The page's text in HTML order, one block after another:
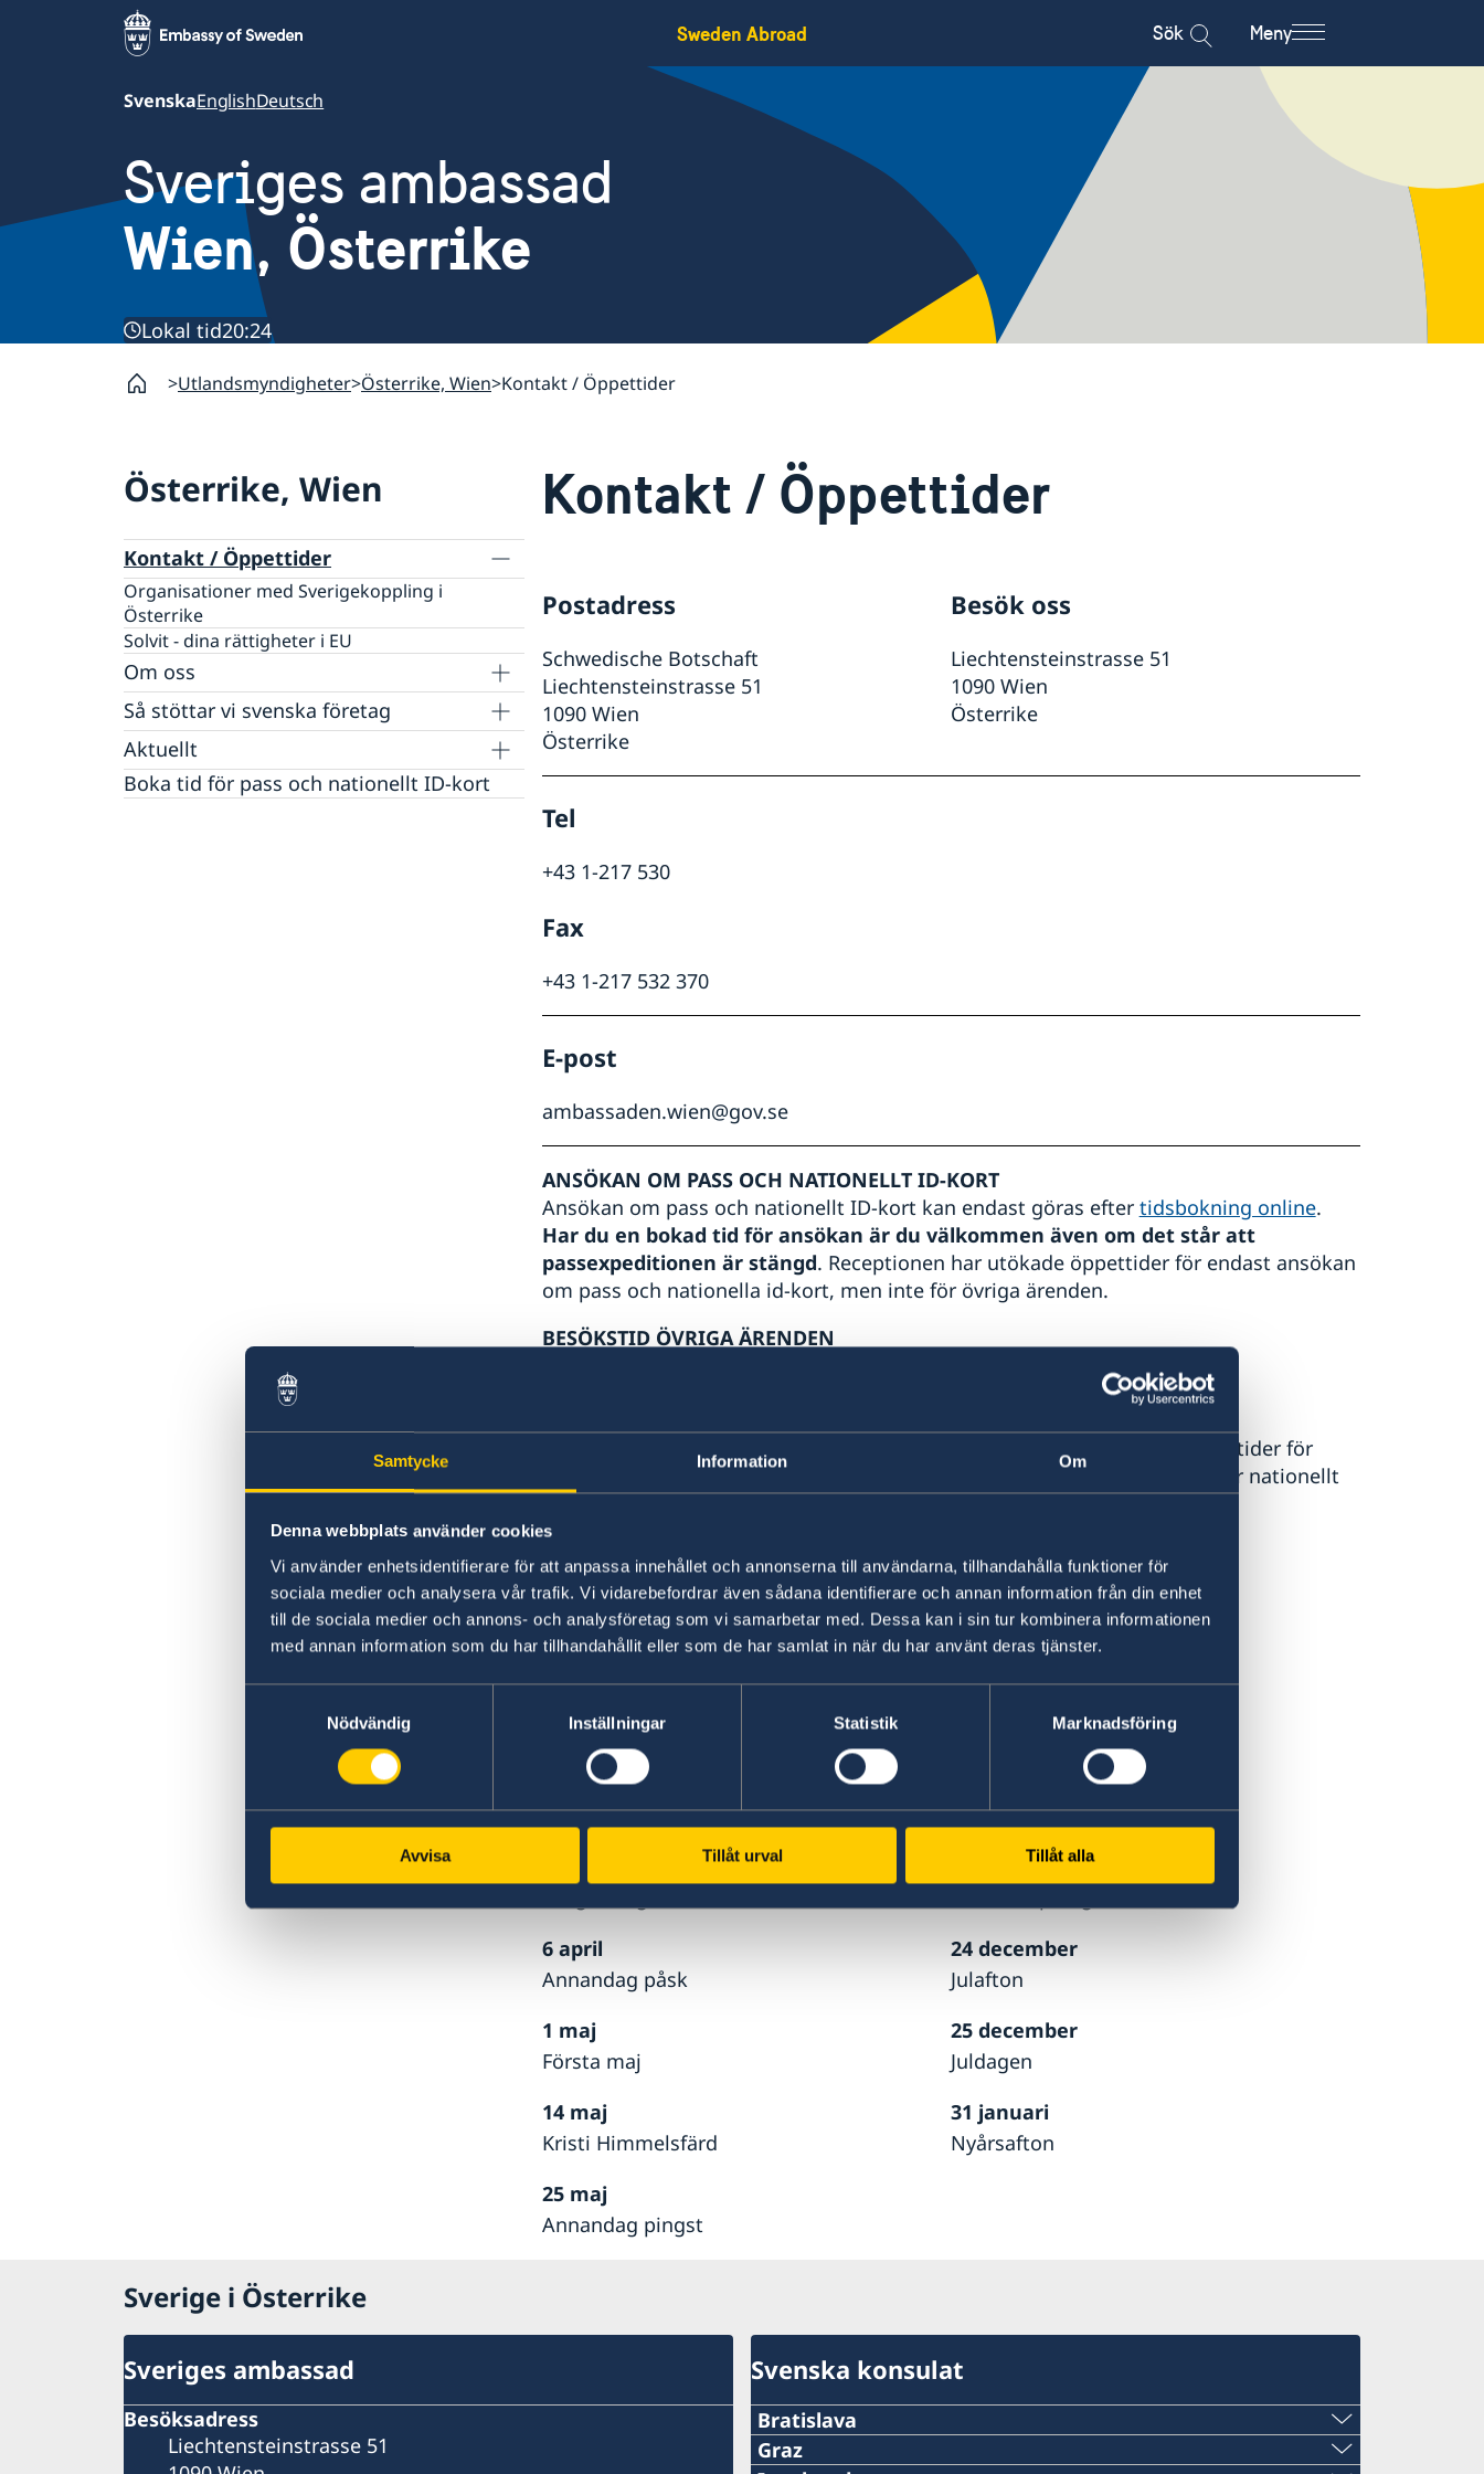
Samtycke Information Om
Denna webbplats använder cookies
Vi använder enhetsidentifierare för att anpassa innehållet och annonserna till användarna, tillhandahålla funktioner för
sociala medier och analysera vår trafik. Vi vidarebefordrar även sådana identifierare och annan information från din enhet
till de sociala medier och annons- och analysföretag som vi samarbetar med. Dessa kan i sin tur kombinera informationen
med annan information som du har tillhandahållit eller som de har samlat in när du har använt deras tjänster.
Nödvändig
Inställningar Statistik Marknadsföring
Avvisa Tillåt urval Tillåt alla
Sweden Abroad Sök Meny
SvenskaEnglishDeutsch
Sveriges ambassad
Wien, Österrike
Lokal tid20:24
Utlandsmyndigheter Österrike, Wien Kontakt / Öppettider
Österrike, Wien
Kontakt / Öppettider
Organisationer med Sverigekoppling i
Österrike
Solvit - dina rättigheter i EU
Om oss
Ambassadören
Information om de svenska konsulerna i
Österrike och Slovakien
Bratislava - Vladimir Kestler
Graz - Gerald Babel-Sutter
Ambassadbyggnaden "Schwedenhaus"
Lediga tjänster
Så stöttar vi svenska företag
Vi är en resurs för svenska företag
Team Sweden
Så kan du få stöd
Aktuellt
Nyheter
Boka tid för pass och nationellt ID-kort
Kontakt / Öppettider
Postadress
Schwedische Botschaft
Liechtensteinstrasse 51
1090 Wien
Österrike
Besök oss
Liechtensteinstrasse 51
1090 Wien
Österrike
Tel
+43 1-217 530
Fax
+43 1-217 532 370
E-post
ambassaden.wien@gov.se
ANSÖKAN OM PASS OCH NATIONELLT ID-KORT
Ansökan om pass och nationellt ID-kort kan endast göras efter tidsbokning online.
Har du en bokad tid för ansökan är du välkommen även om det står att
passexpeditionen är stängd. Receptionen har utökade öppettider för endast ansökan
om pass och nationella id-kort, men inte för övriga ärenden.
BESÖKSTID ÖVRIGA ÄRENDEN
Du hämtar passet eller det nationella id-kortet under våra ordinarie öppettider för
övriga ärenden. Det finns ingen tidsbokning för upphämtning av pass eller nationellt
id-kort.
TELEFONTID VÄXEL
Måndag-fredag: kl. 09.00-11.00
HELGDAGAR
Sveriges ambassad är stängd följande helgdagar under 2026
Nyärsdagen
6 januari
Trettondag jul
6 april
Annandag påsk
1 maj
Första maj
14 maj
Kristi Himmelsfärd
25 maj
Annandag pingst
Kristi Lekamen
Nationaldag Österrike
8 december
24 december
Julafton
25 december
Juldagen
31 januari
Nyårsafton
Sverige i Österrike
Sveriges ambassad
Besöksadress
Liechtensteinstrasse 51
Svenska konsulat
Bratislava
Telefonnummer:
Graz